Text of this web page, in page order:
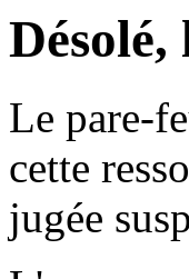
Désolé,
Le pare-
cette
jugée